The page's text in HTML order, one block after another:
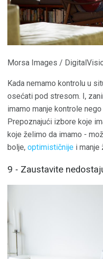
Morsa Images /
Kada nemamo kontrolu u
osećati pod stresom. I,
imamo manje kontrole
Prepoznajući izbore koje
koje želimo da imamo -
bolje, optimističnije i manje
9 - Zaustavite